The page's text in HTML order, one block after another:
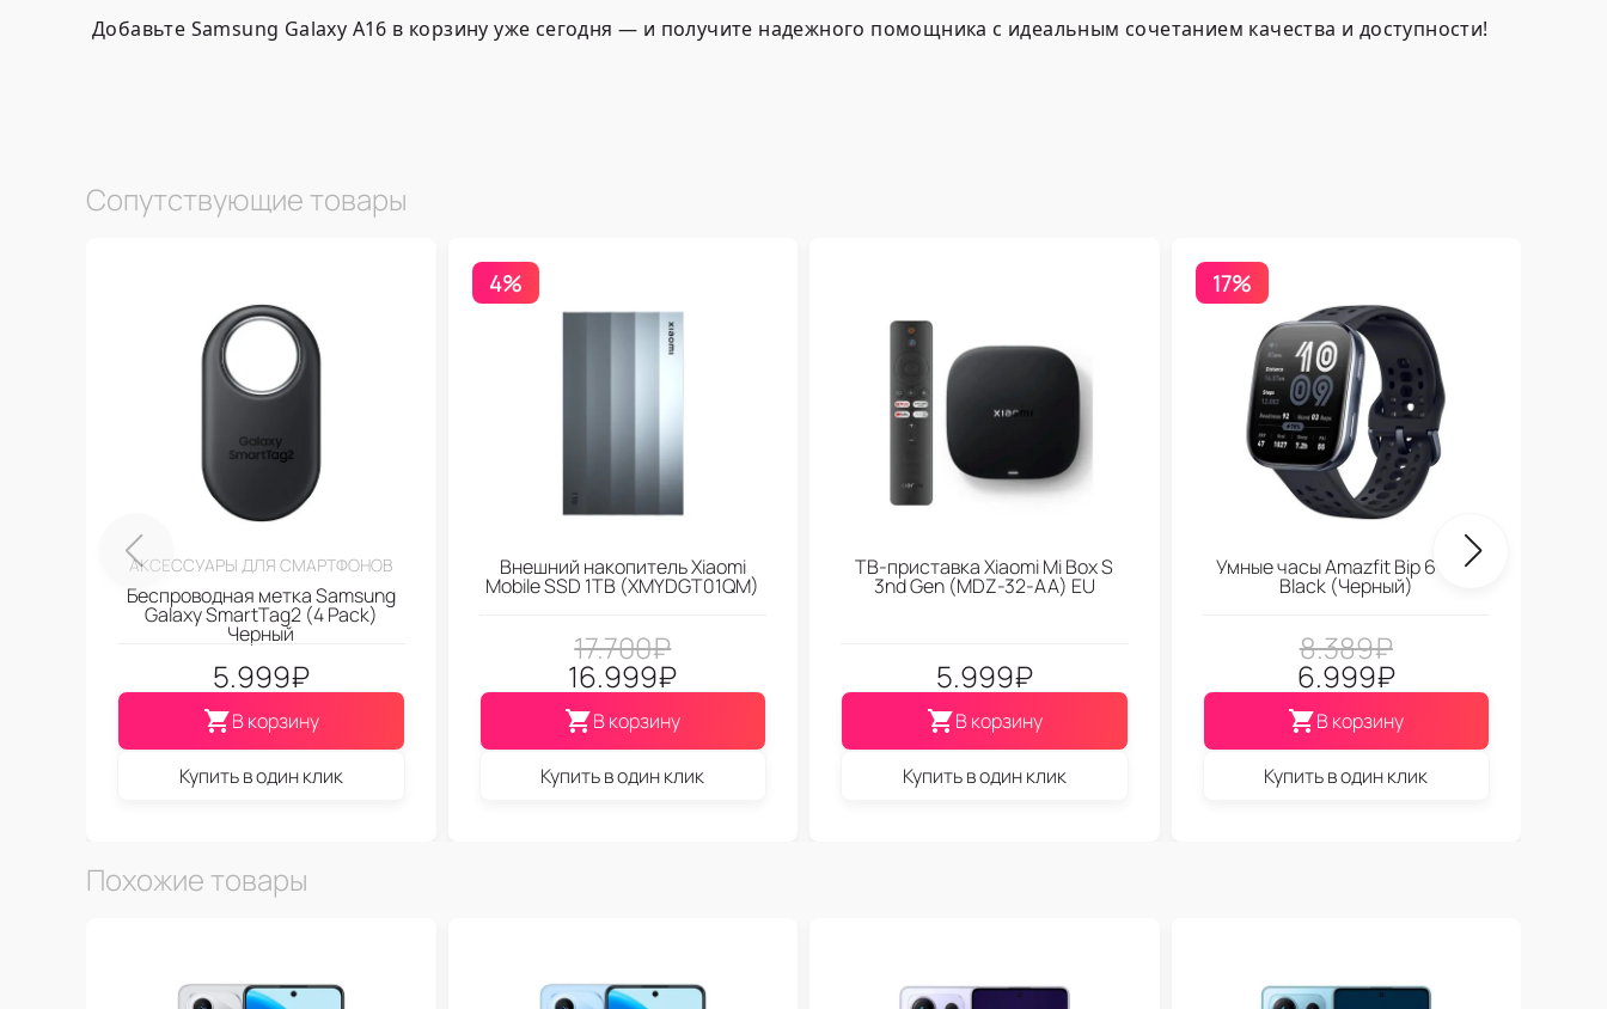
Добавьте Samsung Galaxy A16 в корзину уже сегодня — и получите надежного помощника с идеальным сочетанием качества и доступности!
Сопутствующие товары
АКСЕССУАРЫ ДЛЯ СМАРТФОНОВ
Беспроводная метка Samsung
Galaxy SmartTag2 (4 Pack)
Черный
5.999₽
В корзину
Купить в один клик
4%
Внешний накопитель Xiaomi
Mobile SSD 1TB (XMYDGT01QM)
17.700₽
16.999₽
В корзину
Купить в один клик
ТВ-приставка Xiaomi Mi Box S
3nd Gen (МDZ-32-АА) EU
5.999₽
В корзину
Купить в один клик
17%
Умные часы Amazfit Bip 6 Soft
Black (Черный)
8.389₽
6.999₽
В корзину
Купить в один клик
Похожие товары